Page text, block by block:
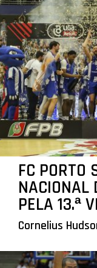
FC PORTO
NACIONAL
PELA 13.ª
Cornelius